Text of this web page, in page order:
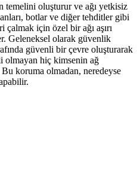
temelini oluşturur ve ağı yetkisiz
botlar ve diğer tehditler gibi
için özel bir ağı aşırı
Geleneksel olarak güvenlik
güvenli bir çevre oluşturarak
olmayan hiç kimsenin ağ
koruma olmadan, neredeyse